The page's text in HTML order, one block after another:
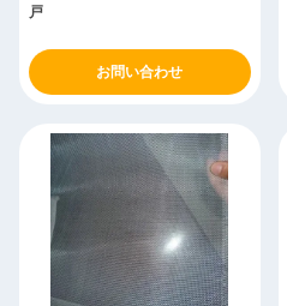
戸
お問い合わせ